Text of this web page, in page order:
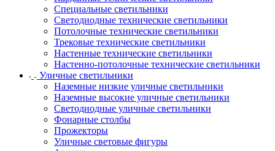
Специальные светильники
Светодиодные технические светильники
Потолочные технические светильники
Трековые технические светильники
Настенные технические светильники
Настенно-потолочные технические светильники
Уличные светильники
Наземные низкие уличные светильники
Наземные высокие уличные светильники
Светодиодные уличные светильники
Фонарные столбы
Прожекторы
Уличные световые фигуры